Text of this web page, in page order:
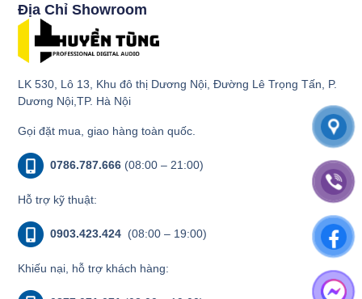
Địa Chỉ Showroom
LK 530, Lô 13, Khu đô thị Dương Nội, Đường Lê Trọng Tấn, P.
Dương Nội,TP. Hà Nội
Gọi đặt mua, giao hàng toàn quốc.
0786.787.666 (08:00 – 21:00)
Hỗ trợ kỹ thuật:
0903.423.424 (08:00 – 19:00)
Khiếu nại, hỗ trợ khách hàng: